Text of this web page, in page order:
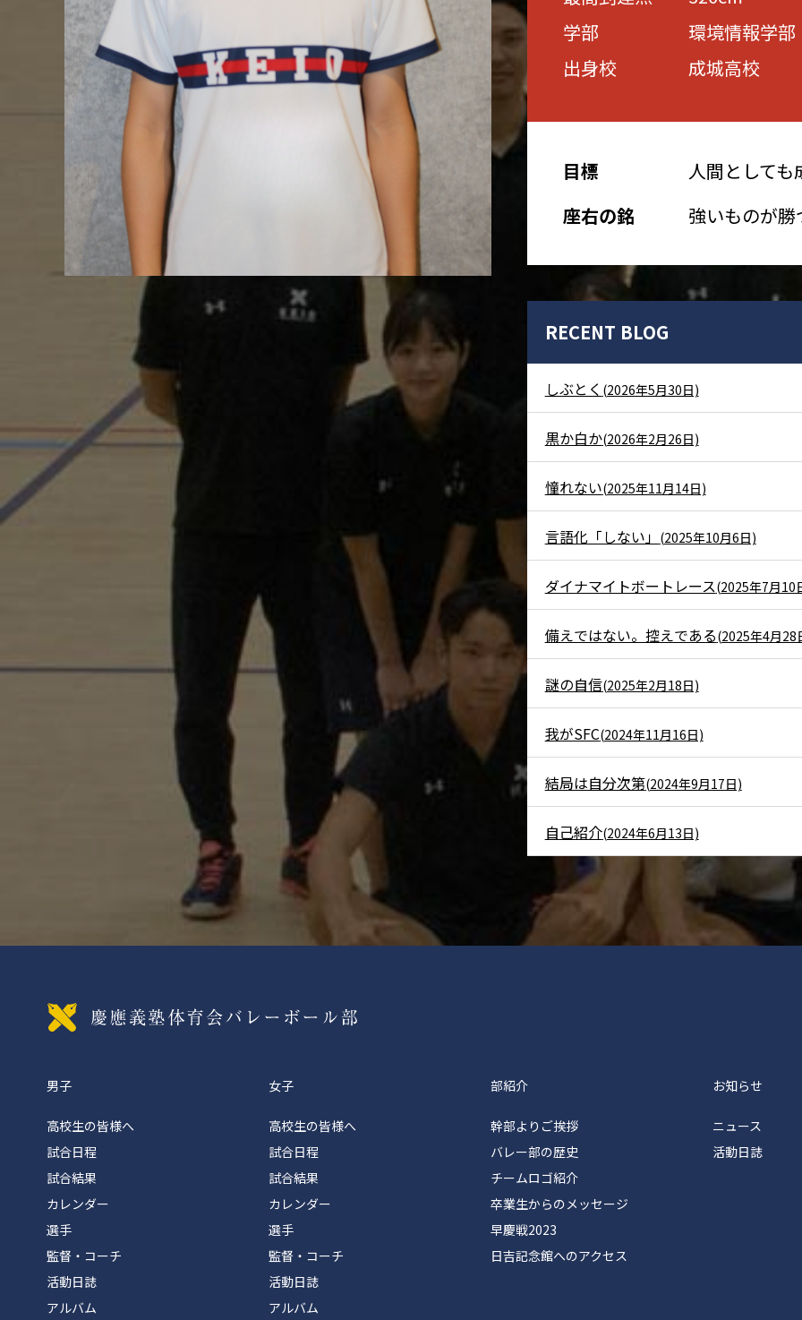
学部
環境情報学部
出身校
成城高校
目標
人間として
座右の銘
強いものが
RECENT BLOG
しぶとく (2026年5月30日)
黒か白か(2026年2月26日)
憧れない(2025年11月14日)
言語化「しない」 (2025年10月6日)
ダイナマイトボートレース(2025年7月10
備えではない。控えである(2025年4月28
謎の自信(2025年2月18日)
我がSFC(2024年11月16日)
結局は自分次第(2024年9月17日)
自己紹介(2024年6月13日)
男子
高校生の皆様へ
試合日程
試合結果
カレンダー
選手
監督・コーチ
活動日誌
アルバム
女子
高校生の皆様へ
試合日程
試合結果
カレンダー
選手
監督・コーチ
活動日誌
アルバム
部紹介
幹部よりご挨拶
バレー部の歴史
チームロゴ紹介
卒業生からのメッセージ
早慶戦2023
日吉記念館へのアクセス
お知らせ
ニュース
活動日誌